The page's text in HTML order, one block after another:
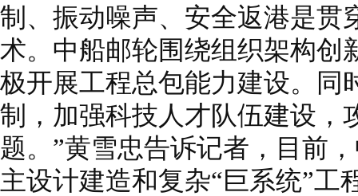
制、振动噪声、安全返港是贯
术。中船邮轮围绕组织架构创
极开展工程总包能力建设。同
制，加强科技人才队伍建设，
题。”黄雪忠告诉记者，目前
主设计建造和复杂“巨系统”工